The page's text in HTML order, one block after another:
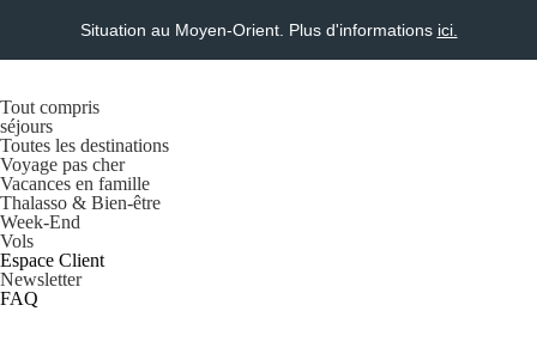
Situation au Moyen-Orient. Plus d'informations ici.
Tout compris
séjours
Toutes les destinations
Voyage pas cher
Vacances en famille
Thalasso & Bien-être
Week-End
Vols
Espace Client
Newsletter
FAQ